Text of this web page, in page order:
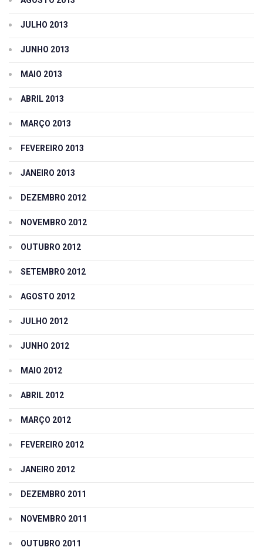
JULHO 2013
JUNHO 2013
MAIO 2013
ABRIL 2013
MARÇO 2013
FEVEREIRO 2013
JANEIRO 2013
DEZEMBRO 2012
NOVEMBRO 2012
OUTUBRO 2012
SETEMBRO 2012
AGOSTO 2012
JULHO 2012
JUNHO 2012
MAIO 2012
ABRIL 2012
MARÇO 2012
FEVEREIRO 2012
JANEIRO 2012
DEZEMBRO 2011
NOVEMBRO 2011
OUTUBRO 2011